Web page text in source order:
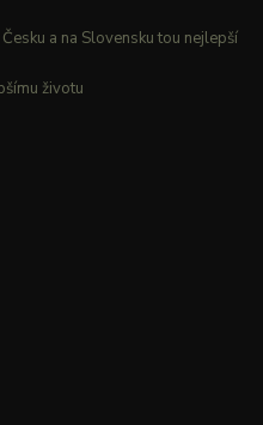
a na Slovensku tou nejlepší
životu